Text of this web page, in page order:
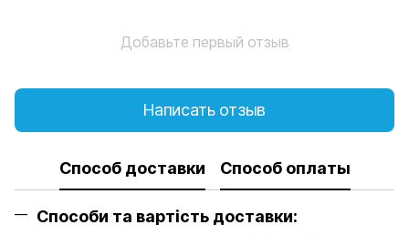
Добавьте первый отзыв
Написать отзыв
Способ доставки Способ оплаты
Способи та вартість доставки: